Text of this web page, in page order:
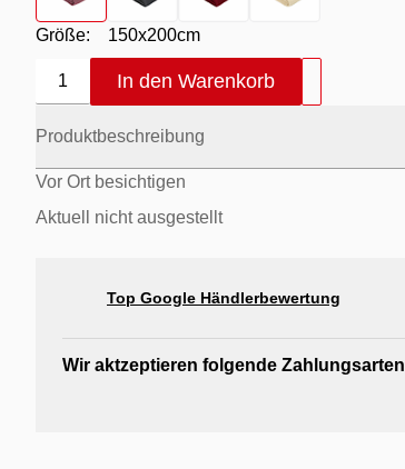
Größe: 150x200cm
1 In den Warenkorb
Produktbeschreibung
Vor Ort besichtigen
Aktuell nicht ausgestellt
Top Google Händlerbewertung
Wir aktzeptieren folgende Zahlungsarten